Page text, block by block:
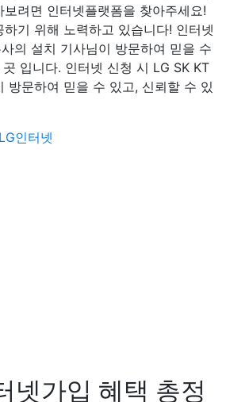
려면 인터넷플랫폼을 찾아주세요!
기 위해 노력하고 있습니다! 인터넷
의 설치 기사님이 방문하여 믿을 수
입니다. 인터넷 신청 시 LG SK KT
방문하여 믿을 수 있고, 신뢰할 수 있
LG인터넷
넷가입 혜택 총정